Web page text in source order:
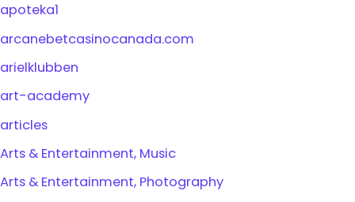
apoteka1
arcanebetcasinocanada.com
arielklubben
art-academy
articles
Arts & Entertainment, Music
Arts & Entertainment, Photography